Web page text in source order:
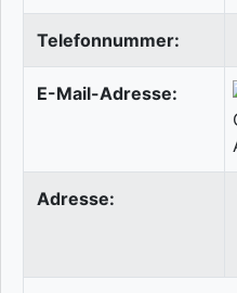
Telefonnummer:
E-Mail-Adresse:
Adresse: